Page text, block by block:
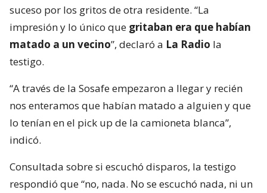
suceso por los gritos de otra residente. “La
impresión y lo único que gritaban era que habían
matado a un vecino”, declaró a La Radio la
testigo.
“A través de la Sosafe empezaron a llegar y recién
nos enteramos que habían matado a alguien y que
lo tenían en el pick up de la camioneta blanca”,
indicó.
Consultada sobre si escuchó disparos, la testigo
respondió que “no, nada. No se escuchó nada, ni un